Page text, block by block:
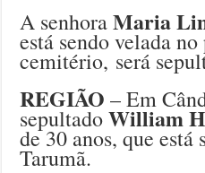
A senhoraMaria
está sendo velada
cemitério, será
REGIÃO – Em
sepultadoWilliam
de 30 anos, que está
Tarumã.